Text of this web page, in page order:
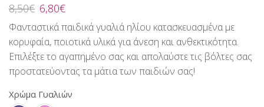
8,50€ Original
price
was:
8,50€.
6,80€Η
τρέχουσα
τιμή
είναι:
6,80€.
Φανταστικά παιδικά γυαλιά ηλίου κατασκευασμένα με
κορυφαία, ποιοτικά υλικά για άνεση και ανθεκτικότητα.
Επιλέξτε το αγαπημένο σας και απολαύστε τις βόλτες σας
προστατεύοντας τα μάτια των παιδιών σας!
Χρώμα Γυαλιών